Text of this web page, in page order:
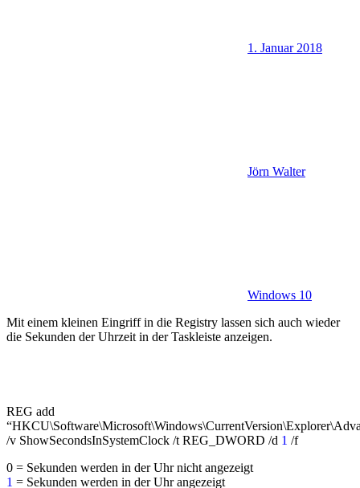
1. Januar 2018
Jörn Walter
Windows 10
Mit einem kleinen Eingriff in die Registry lassen sich auch wieder
die Sekunden der Uhrzeit in der Taskleiste anzeigen.
REG add
/v ShowSecondsInSystemClock /t REG_DWORD /d 1 /f
0 = Sekunden werden in der Uhr nicht angezeigt
1 = Sekunden werden in der Uhr angezeigt